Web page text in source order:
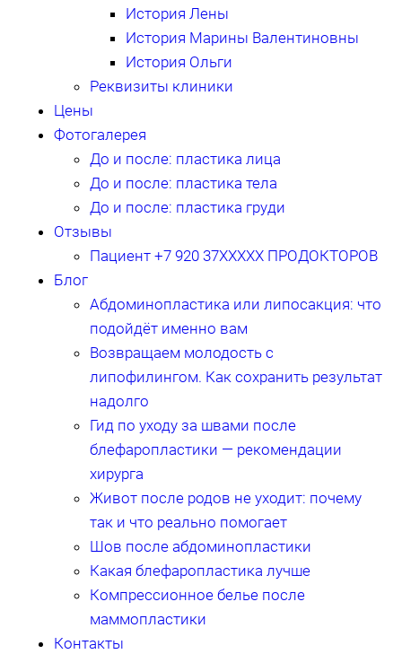
История Лены
История Марины Валентиновны
История Ольги
Реквизиты клиники
Цены
Фотогалерея
До и после: пластика лица
До и после: пластика тела
До и после: пластика груди
Отзывы
Пациент +7 920 37XXXXX ПРОДОКТОРОВ
Блог
Абдоминопластика или липосакция: что
подойдёт именно вам
Возвращаем молодость с
липофилингом. Как сохранить результат
надолго
Гид по уходу за швами после
блефаропластики — рекомендации
хирурга
Живот после родов не уходит: почему
так и что реально помогает
Шов после абдоминопластики
Какая блефаропластика лучше
Компрессионное белье после
маммопластики
Контакты